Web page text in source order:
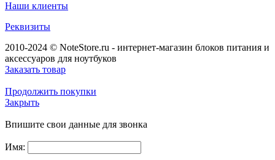
Наши клиенты
Реквизиты
2010-2024 © NoteStore.ru - интернет-магазин блоков питания и
аксессуаров для ноутбуков
Заказать товар
Продолжить покупки
Закрыть
Впишите свои данные для звонка
Имя: